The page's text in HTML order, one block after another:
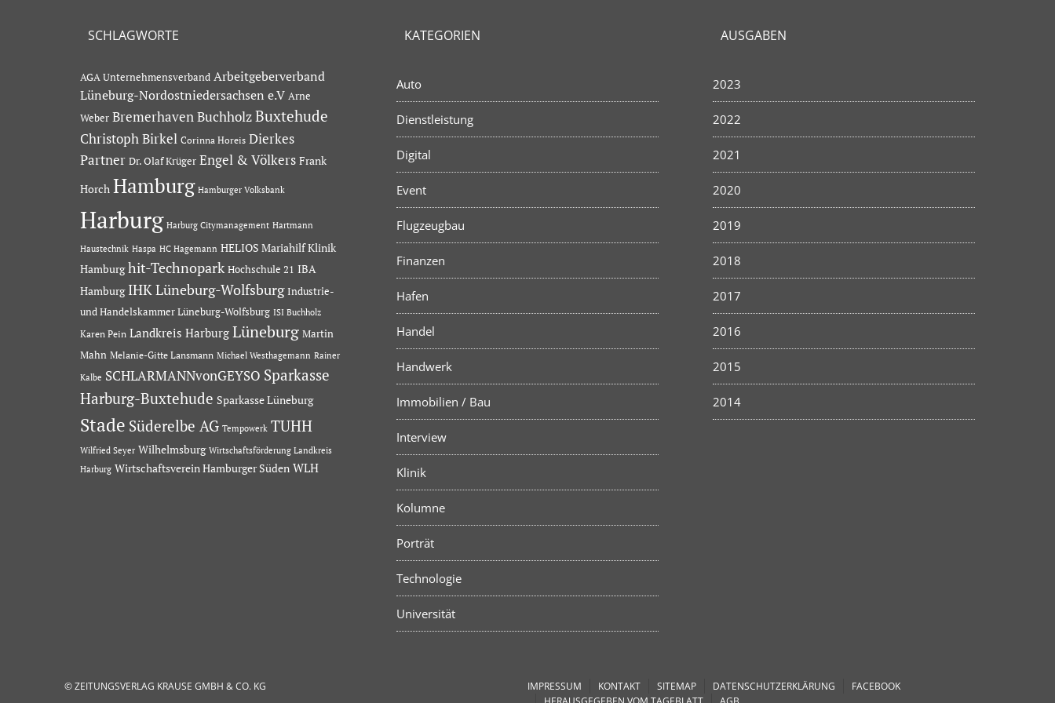
SCHLAGWORTE
AGA Unternehmensverband Arbeitgeberverband
Lüneburg-Nordostniedersachsen e.V Arne
Weber BremerhavenBuchholzBuxtehude
Christoph Birkel Corinna Horeis Dierkes
Partner Dr. Olaf Krüger Engel & Völkers Frank
Horch Hamburg Hamburger Volksbank
Harburg Harburg Citymanagement Hartmann
Haustechnik Haspa HC Hagemann HELIOS Mariahilf Klinik
Hamburg hit-Technopark Hochschule 21 IBA
Hamburg IHK Lüneburg-Wolfsburg Industrie-
und Handelskammer Lüneburg-Wolfsburg ISI Buchholz
Karen Pein Landkreis Harburg Lüneburg Martin
Mahn Melanie-Gitte Lansmann Michael Westhagemann Rainer
Kalbe SCHLARMANNvonGEYSO Sparkasse
Harburg-Buxtehude Sparkasse Lüneburg
Stade Süderelbe AG Tempowerk TUHH
Wilfried Seyer Wilhelmsburg Wirtschaftsförderung Landkreis
Harburg Wirtschaftsverein Hamburger Süden WLH
KATEGORIEN
Auto
Dienstleistung
Digital
Event
Flugzeugbau
Finanzen
Hafen
Handel
Handwerk
Immobilien / Bau
Interview
Klinik
Kolumne
Porträt
Technologie
Universität
AUSGABEN
2023
2022
2021
2020
2019
2018
2017
2016
2015
2014
IMPRESSUM KONTAKT SITEMAP DATENSCHUTZERKLÄRUNG
FACEBOOK
© ZEITUNGSVERLAG KRAUSE GMBH & CO. KG